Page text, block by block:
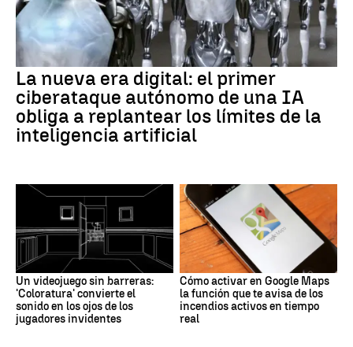
La nueva era digital: el primer
ciberataque autónomo de una IA
obliga a replantear los límites de la
inteligencia artificial
Un videojuego sin barreras:
'Coloratura' convierte el
sonido en los ojos de los
jugadores invidentes
Cómo activar en Google Maps
la función que te avisa de los
incendios activos en tiempo
real